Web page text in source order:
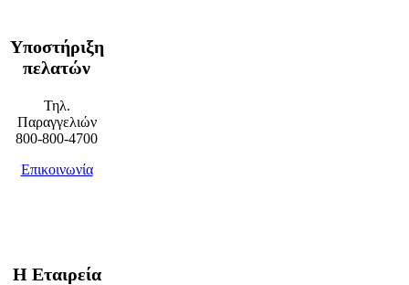
Υποστήριξη
πελατών
Τηλ.
Παραγγελιών
800-800-4700
Επικοινωνία
Η Εταιρεία